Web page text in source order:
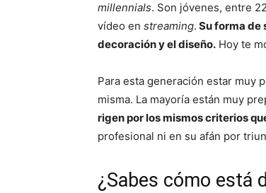
millennials. Son jóvenes, entre
vídeo en streaming. Su forma de
decoración y el diseño. Hoy te
Para esta generación estar muy
misma. La mayoría están muy
rigen por los mismos criterios
profesional ni en su afán por
¿Sabes cómo está